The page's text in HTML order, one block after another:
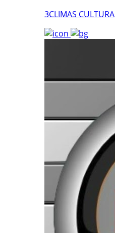
3CLIMAS CULTURA